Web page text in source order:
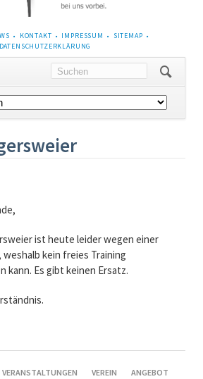
KONTAKT IMPRESSUM
SITEMAP
DATENSCHUTZERKLÄRUNG
ist heute leider wegen einer
kein freies Training
Es gibt keinen Ersatz.
VERANSTALTUNGEN VEREIN ANGEBOT